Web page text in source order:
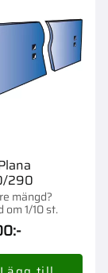
290
mängd?
om 1/10 st.
:-